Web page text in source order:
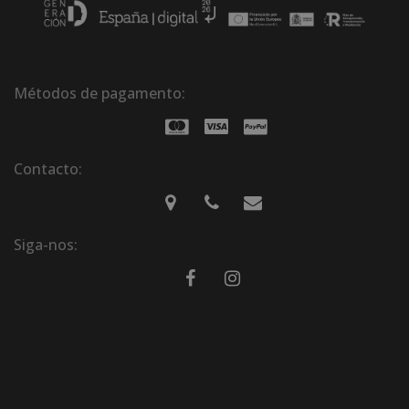
Métodos de pagamento:
Contacto:
Siga-nos: